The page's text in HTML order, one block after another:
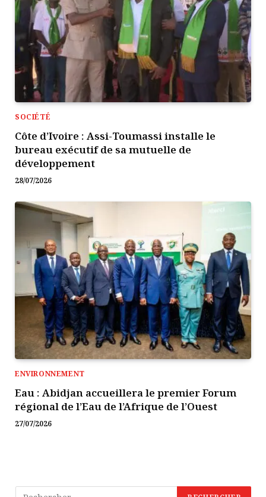
SOCIÉTÉ
Côte d’Ivoire : Assi-Toumassi installe le
bureau exécutif de sa mutuelle de
développement
28/07/2026
ENVIRONNEMENT
Eau : Abidjan accueillera le premier Forum
régional de l’Eau de l’Afrique de l’Ouest
27/07/2026